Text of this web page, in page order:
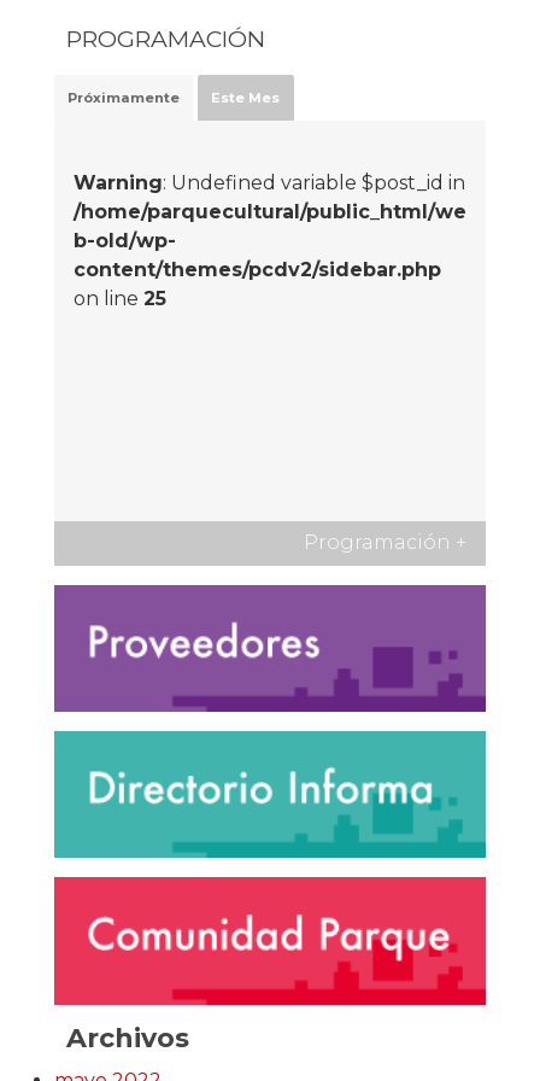
PROGRAMACIÓN
Próximamente Este Mes
Warning: Undefined variable $post_id in
/home/parquecultural/public_html/we
b-old/wp-
content/themes/pcdv2/sidebar.php
on line 25
Programación +
Archivos